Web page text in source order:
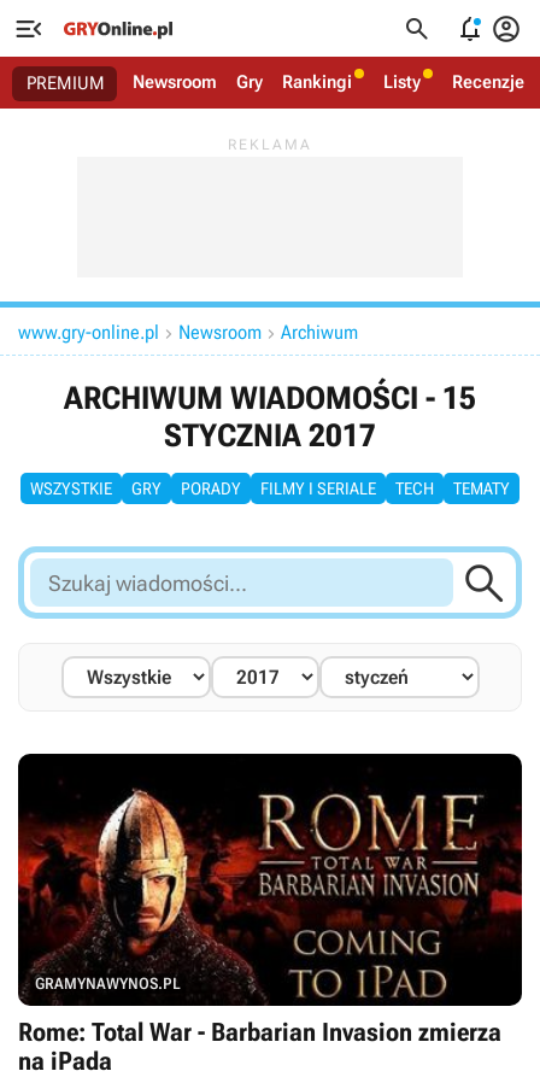
   
PREMIUM Newsroom Gry Rankingi Listy Recenzje
www.gry-online.pl  Newsroom  Archiwum
ARCHIWUM WIADOMOŚCI - 15
STYCZNIA 2017
WSZYSTKIE GRY PORADY FILMY I SERIALE TECH TEMATY
Szukaj
wiadomości...

GRAMYNAWYNOS.PL
Rome: Total War - Barbarian Invasion zmierza
na iPada